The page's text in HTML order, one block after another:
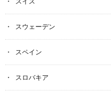
スウェーデン
スペイン
スロバキア